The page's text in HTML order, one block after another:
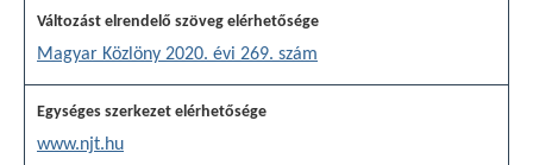
Magyar Közlöny 2020. évi 269. szám
www.njt.hu